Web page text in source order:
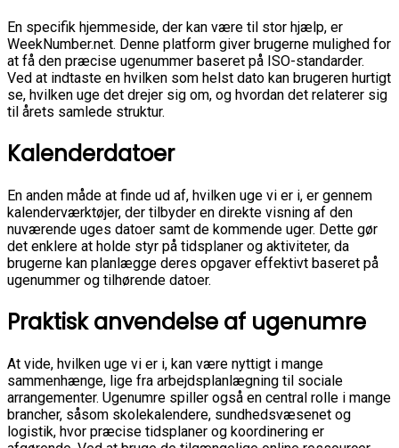
En specifik hjemmeside, der kan være til stor hjælp, er
WeekNumber.net. Denne platform giver brugerne mulighed for
at få den præcise ugenummer baseret på ISO-standarder.
Ved at indtaste en hvilken som helst dato kan brugeren hurtigt
se, hvilken uge det drejer sig om, og hvordan det relaterer sig
til årets samlede struktur.
Kalenderdatoer
En anden måde at finde ud af, hvilken uge vi er i, er gennem
kalenderværktøjer, der tilbyder en direkte visning af den
nuværende uges datoer samt de kommende uger. Dette gør
det enklere at holde styr på tidsplaner og aktiviteter, da
brugerne kan planlægge deres opgaver effektivt baseret på
ugenummer og tilhørende datoer.
Praktisk anvendelse af ugenumre
At vide, hvilken uge vi er i, kan være nyttigt i mange
sammenhænge, lige fra arbejdsplanlægning til sociale
arrangementer. Ugenumre spiller også en central rolle i mange
brancher, såsom skolekalendere, sundhedsvæsenet og
logistik, hvor præcise tidsplaner og koordinering er